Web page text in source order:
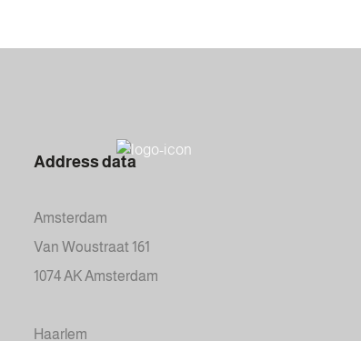
Address data
Amsterdam
Van Woustraat 161
1074 AK Amsterdam
Haarlem